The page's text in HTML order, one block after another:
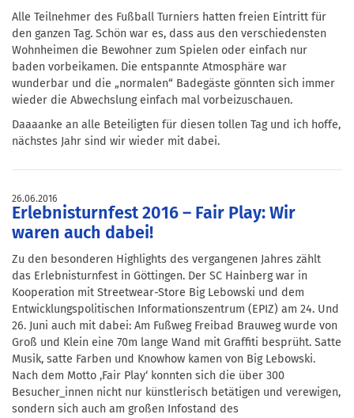
Alle Teilnehmer des Fußball Turniers hatten freien Eintritt für
den ganzen Tag. Schön war es, dass aus den verschiedensten
Wohnheimen die Bewohner zum Spielen oder einfach nur
baden vorbeikamen. Die entspannte Atmosphäre war
wunderbar und die „normalen“ Badegäste gönnten sich immer
wieder die Abwechslung einfach mal vorbeizuschauen.
Daaaanke an alle Beteiligten für diesen tollen Tag und ich hoffe,
nächstes Jahr sind wir wieder mit dabei.
26.06.2016
Erlebnisturnfest 2016 – Fair Play: Wir
waren auch dabei!
Zu den besonderen Highlights des vergangenen Jahres zählt
das Erlebnisturnfest in Göttingen. Der SC Hainberg war in
Kooperation mit Streetwear-Store Big Lebowski und dem
Entwicklungspolitischen Informationszentrum (EPIZ) am 24. Und
26. Juni auch mit dabei: Am Fußweg Freibad Brauweg wurde von
Groß und Klein eine 70m lange Wand mit Graffiti besprüht. Satte
Musik, satte Farben und Knowhow kamen von Big Lebowski.
Nach dem Motto ‚Fair Play‘ konnten sich die über 300
Besucher_innen nicht nur künstlerisch betätigen und verewigen,
sondern sich auch am großen Infostand des